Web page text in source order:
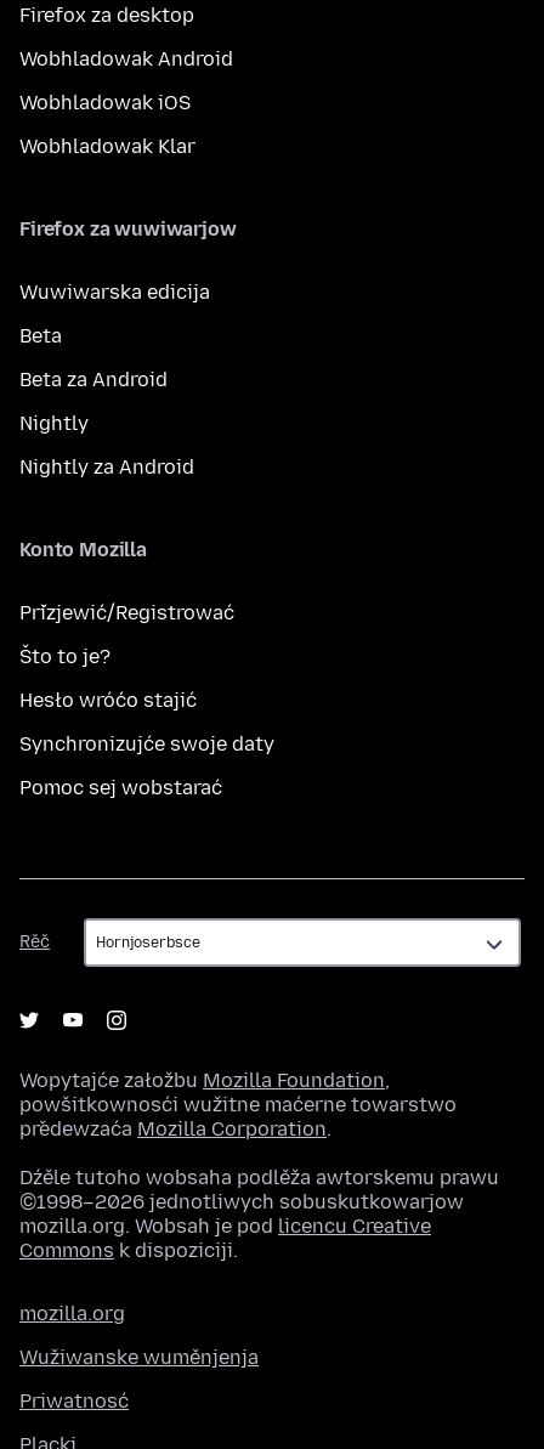
Firefox za desktop
Wobhladowak Android
Wobhladowak iOS
Wobhladowak Klar
Firefox za wuwiwarjow
Wuwiwarska edicija
Beta
Beta za Android
Nightly
Nightly za Android
Konto Mozilla
Přizjewić/Registrować
Što to je?
Hesło wróćo stajić
Synchronizujće swoje daty
Pomoc sej wobstarać
Rěč
Rěč
Wopytajće załožbu Mozilla Foundation,
powšitkownosći wužitne maćerne towarstwo
předewzaća Mozilla Corporation.
Dźěle tutoho wobsaha podlěža awtorskemu prawu
©1998–2026 jednotliwych sobuskutkowarjow
mozilla.org. Wobsah je pod licencu Creative
Commons k dispoziciji.
mozilla.org
Wužiwanske wuměnjenja
Priwatnosć